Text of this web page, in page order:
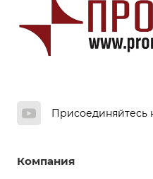
Присоединяйтесь
Компания